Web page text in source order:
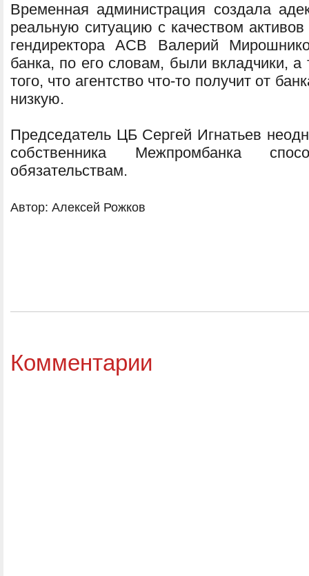
Временная администрация создала
реальную ситуацию с качеством
гендиректора АСВ Валерий
банка, по его словам, были вкладчики,
того, что агентство что-то получит от
низкую.
Председатель ЦБ Сергей Игнатьев
собственника Межпромбанка
обязательствам.
Автор: Алексей Рожков
Комментарии